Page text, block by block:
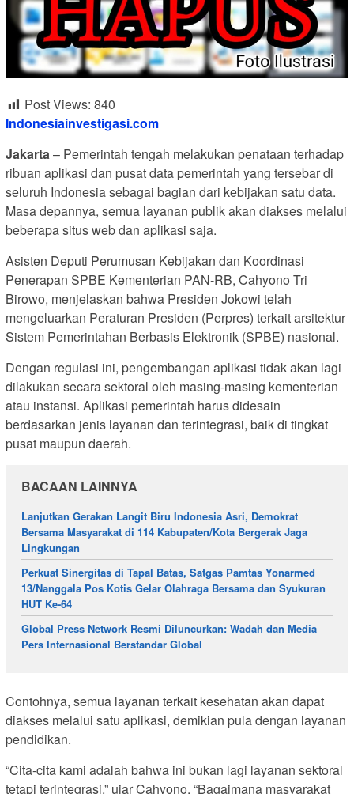
Post Views: 840
Indonesiainvestigasi.com
Jakarta– Pemerintah tengah melakukan penataan terhadap
ribuan aplikasi dan pusat data pemerintah yang tersebar di
seluruh Indonesia sebagai bagian dari kebijakan satu data.
Masa depannya, semua layanan publik akan diakses melalui
beberapa situs web dan aplikasi saja.
Asisten Deputi Perumusan Kebijakan dan Koordinasi
Penerapan SPBE Kementerian PAN-RB, Cahyono Tri
Birowo, menjelaskan bahwa Presiden Jokowi telah
mengeluarkan Peraturan Presiden (Perpres) terkait arsitektur
Sistem Pemerintahan Berbasis Elektronik (SPBE) nasional.
Dengan regulasi ini, pengembangan aplikasi tidak akan lagi
dilakukan secara sektoral oleh masing-masing kementerian
atau instansi. Aplikasi pemerintah harus didesain
berdasarkan jenis layanan dan terintegrasi, baik di tingkat
pusat maupun daerah.
BACAAN LAINNYA
Lanjutkan Gerakan Langit Biru Indonesia Asri, Demokrat
Bersama Masyarakat di 114 Kabupaten/Kota Bergerak Jaga
Lingkungan
Perkuat Sinergitas di Tapal Batas, Satgas Pamtas Yonarmed
13/Nanggala Pos Kotis Gelar Olahraga Bersama dan Syukuran
HUT Ke-64
Global Press Network Resmi Diluncurkan: Wadah dan Media
Pers Internasional Berstandar Global
Contohnya, semua layanan terkait kesehatan akan dapat
diakses melalui satu aplikasi, demikian pula dengan layanan
pendidikan.
“Cita-cita kami adalah bahwa ini bukan lagi layanan sektoral
tetapi terintegrasi,” ujar Cahyono. “Bagaimana masyarakat